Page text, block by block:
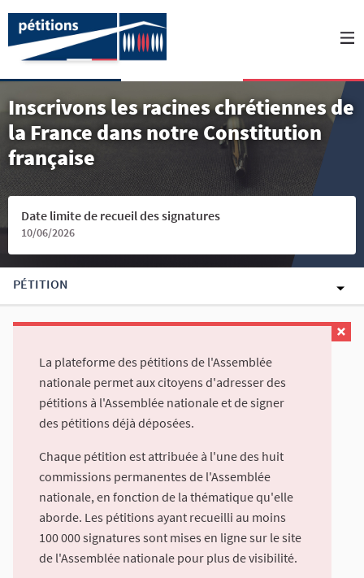
Inscrivons les racines chrétiennes de
la France dans notre Constitution
française
Date limite de recueil des signatures
10/06/2026
PÉTITION
La plateforme des pétitions de l'Assemblée
nationale permet aux citoyens d'adresser des
pétitions à l'Assemblée nationale et de signer
des pétitions déjà déposées.
Chaque pétition est attribuée à l'une des huit
commissions permanentes de l'Assemblée
nationale, en fonction de la thématique qu'elle
aborde. Les pétitions ayant recueilli au moins
100 000 signatures sont mises en ligne sur le site
de l'Assemblée nationale pour plus de visibilité.